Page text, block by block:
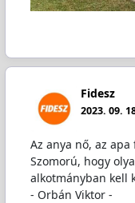
Fidesz
2023. 09.
Az anya nő, az apa
Szomorú, hogy
alkotmányban kell
- Orbán Viktor -